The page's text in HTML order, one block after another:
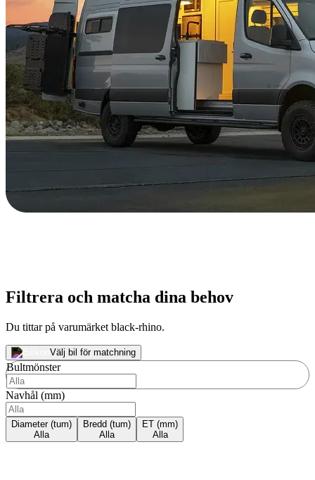
Filtrera och matcha dina behov
Du tittar på varumärket black-rhino.
Välj bil för matchning
Bultmönster
Navhål (mm)
Diameter (tum)
Alla
Bredd (tum)
Alla
ET (mm)
Alla